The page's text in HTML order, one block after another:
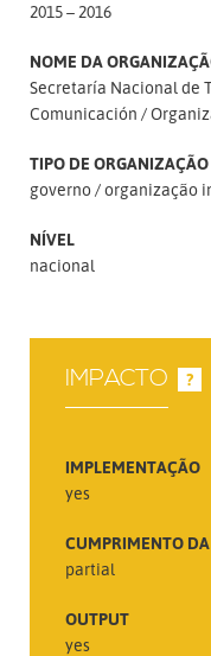
2015 – 2016
NOME DA
Secretaría Nacional de
Comunicación
TIPO DE
governo
organização
NÍVEL
nacional
IMPACTO ?
IMPLEMENTAÇÃO
yes
CUMPRIMENTO
partial
OUTPUT
yes